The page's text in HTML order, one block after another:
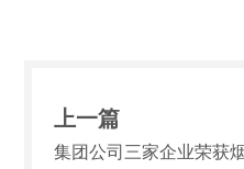
上一篇
集团公司三家企业荣获